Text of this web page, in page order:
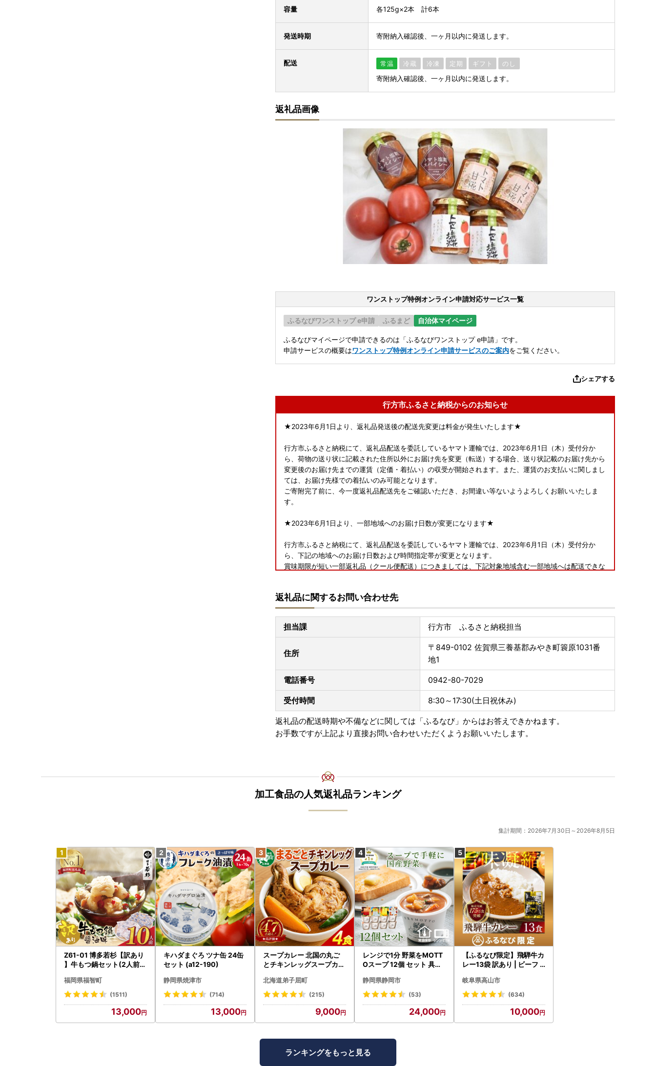
容量 各125g×2本 計6本
発送時期 寄附納入確認後、一ヶ月以内に発送します。
配送 常温 冷蔵 冷凍 定期 ギフト のし
寄附納入確認後、一ヶ月以内に発送します。
返礼品画像
ワンストップ特例オンライン申請対応サービス一覧
ふるなびワンストップ e申請 ふるまど 自治体マイページ
ふるなびマイページで申請できるのは「ふるなびワンストップ e申請」です。
申請サービスの概要はワンストップ特例オンライン申請サービスのご案内をご覧ください。
シェアする
行方市ふるさと納税からのお知らせ
★2023年6月1日より、返礼品発送後の配送先変更は料金が発生いたします★
行方市ふるさと納税にて、返礼品配送を委託しているヤマト運輸では、2023年6月1日（木）受付分か
ら、荷物の送り状に記載された住所以外にお届け先を変更（転送）する場合、送り状記載のお届け先から
変更後のお届け先までの運賃（定価・着払い）の収受が開始されます。また、運賃のお支払いに関しまし
ては、お届け先様での着払いのみ可能となります。
ご寄附完了前に、今一度返礼品配送先をご確認いただき、お間違い等ないようよろしくお願いいたしま
す。
★2023年6月1日より、一部地域へのお届け日数が変更になります★
行方市ふるさと納税にて、返礼品配送を委託しているヤマト運輸では、2023年6月1日（木）受付分か
ら、下記の地域へのお届け日数および時間指定帯が変更となります。
賞味期限が短い一部返礼品（クール便配送）につきましては、下記対象地域含む一部地域へは配送できな
・島根県（松江市、安来市のみ対象）、広島県（福山市のみ対象）、鳥取県、岡山県、徳島県、香川県、
愛媛県、高知県
■書類の送付について■
します。
※お申し込み状況により前後する場合がございます。あらかじめご了承ください。
■寄附金税額控除に係る申告特例申請書（ワンストップ特例申請書）の送付について ■
提出期限は、寄附翌年の1月10日必着です。添付書類と合わせて期限内に下記へご郵送下さい。
〒311-3892 茨城県行方市麻生1561番地9
行方市ふるさと応援寄附金事務局
（行方市企画部魅力発信課）
返礼品に関するお問い合わせ先
担当課 行方市 ふるさと納税担当
住所
〒849-0102 佐賀県三養基郡みやき町簑原1031番
地1
電話番号 0942-80-7029
受付時間 8:30～17:30(土日祝休み)
返礼品の配送時期や不備などに関しては「ふるなび」からはお答えできかねます。
お手数ですが上記より直接お問い合わせいただくようお願いいたします。
加工食品の人気返礼品ランキング
集計期間：2026年7月30日～2026年8月5日
Z61-01 博多若杉【訳あり
】牛もつ鍋セット(2人前×
福岡県福智町
(1511)
13,000
キハダまぐろ ツナ缶 24缶
セット (a12-190)
静岡県焼津市
(714)
13,000
スープカレー 北国の丸ご
とチキンレッグスープカレ
北海道弟子屈町
(215)
9,000
レンジで1分 野菜をMOTT
Oスープ 12個 セット 具だ
産野菜 常温保存
静岡県静岡市
(53)
24,000
【ふるなび限定】飛騨牛カ
レー13袋 訳あり | ビーフ
CP01 FN-Limited-VO
岐阜県高山市
(634)
10,000
ランキングをもっと見る